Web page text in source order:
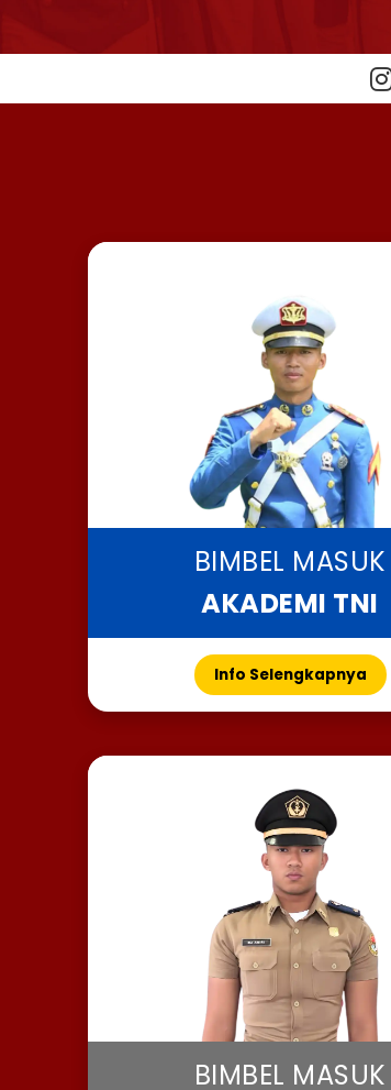
BIMBEL MASUK
AKADEMI TNI
Info Selengkapnya
BIMBEL MASUK